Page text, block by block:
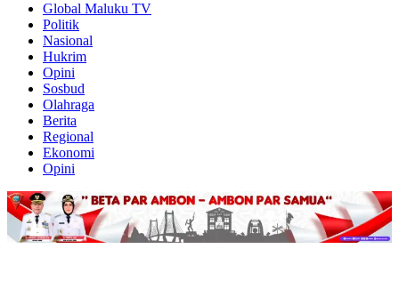
Global Maluku TV
Politik
Nasional
Hukrim
Opini
Sosbud
Olahraga
Berita
Regional
Ekonomi
Opini